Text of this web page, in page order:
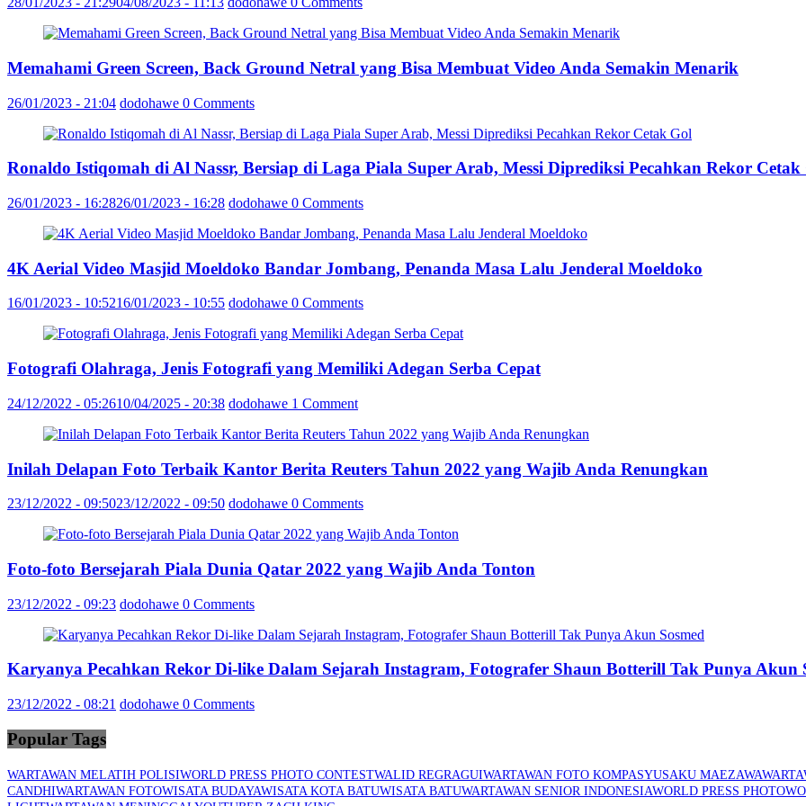
Memahami Green Screen, Back Ground Netral yang Bisa Membuat Video Anda Semakin Menarik
26/01/2023 - 21:04 dodohawe 0 Comments
Ronaldo Istiqomah di Al Nassr, Bersiap di Laga Piala Super Arab, Messi Diprediksi Pecahkan Rekor Cetak
26/01/2023 - 16:2826/01/2023 - 16:28 dodohawe 0 Comments
4K Aerial Video Masjid Moeldoko Bandar Jombang, Penanda Masa Lalu Jenderal Moeldoko
16/01/2023 - 10:5216/01/2023 - 10:55 dodohawe 0 Comments
Fotografi Olahraga, Jenis Fotografi yang Memiliki Adegan Serba Cepat
24/12/2022 - 05:2610/04/2025 - 20:38 dodohawe 1 Comment
Inilah Delapan Foto Terbaik Kantor Berita Reuters Tahun 2022 yang Wajib Anda Renungkan
23/12/2022 - 09:5023/12/2022 - 09:50 dodohawe 0 Comments
Foto-foto Bersejarah Piala Dunia Qatar 2022 yang Wajib Anda Tonton
23/12/2022 - 09:23 dodohawe 0 Comments
Karyanya Pecahkan Rekor Di-like Dalam Sejarah Instagram, Fotografer Shaun Botterill Tak Punya Akun
23/12/2022 - 08:21 dodohawe 0 Comments
Popular Tags
WARTAWAN MELATIH POLISIWORLD PRESS PHOTO CONTESTWALID REGRAGUIWARTAWAN FOTO KOMPASYUSAKU MAEZAWA
CANDHIWARTAWAN FOTOWISATA BUDAYAWISATA KOTA BATUWISATA BATUWARTAWAN SENIOR INDONESIAWORLD PRESS PHOTO